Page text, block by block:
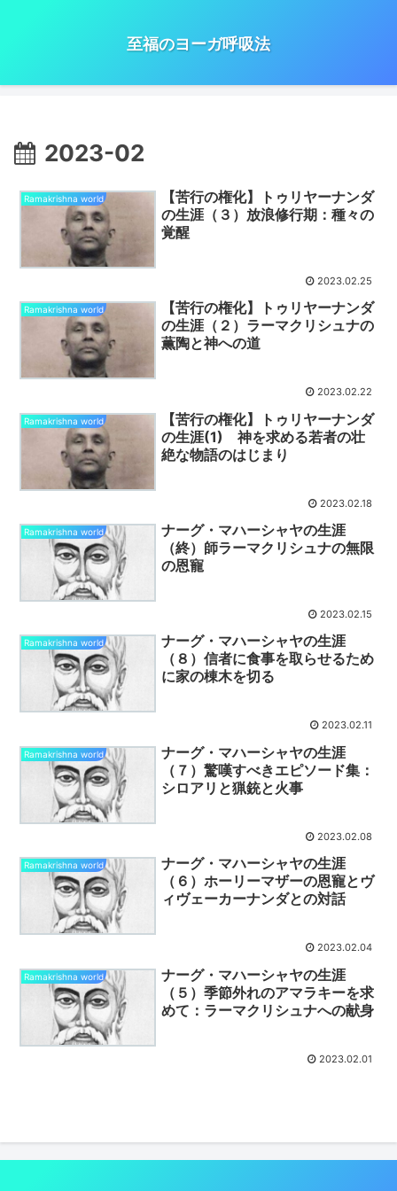
至福のヨーガ呼吸法
2023-02
Ramakrishna world
【苦行の権化】トゥリヤーナンダ
の生涯（３）放浪修行期：種々の
覚醒
2023.02.25
Ramakrishna world
【苦行の権化】トゥリヤーナンダ
の生涯（２）ラーマクリシュナの
薫陶と神への道
2023.02.22
Ramakrishna world
【苦行の権化】トゥリヤーナンダ
の生涯(1) 神を求める若者の壮
絶な物語のはじまり
2023.02.18
Ramakrishna world
ナーグ・マハーシャヤの生涯
（終）師ラーマクリシュナの無限
の恩寵
2023.02.15
Ramakrishna world
ナーグ・マハーシャヤの生涯
（８）信者に食事を取らせるため
に家の棟木を切る
2023.02.11
Ramakrishna world
ナーグ・マハーシャヤの生涯
（７）驚嘆すべきエピソード集：
シロアリと猟銃と火事
2023.02.08
Ramakrishna world
ナーグ・マハーシャヤの生涯
（６）ホーリーマザーの恩寵とヴ
ィヴェーカーナンダとの対話
2023.02.04
Ramakrishna world
ナーグ・マハーシャヤの生涯
（５）季節外れのアマラキーを求
めて：ラーマクリシュナへの献身
2023.02.01